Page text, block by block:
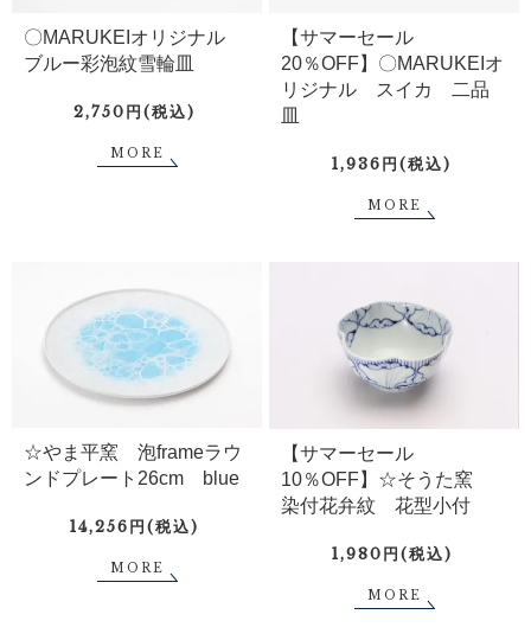
〇MARUKEIオリジナル
ブルー彩泡紋雪輪皿
2,750円(税込)
MORE
【サマーセール
20％OFF】〇MARUKEIオ
リジナル スイカ 二品
皿
1,936円(税込)
MORE
☆やま平窯 泡frameラウ
ンドプレート26cm blue
14,256円(税込)
MORE
【サマーセール
10％OFF】☆そうた窯
染付花弁紋 花型小付
1,980円(税込)
MORE